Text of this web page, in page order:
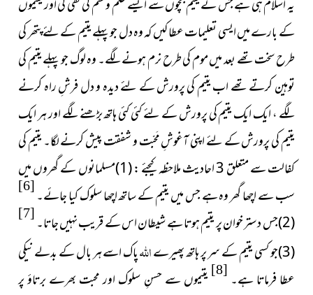
یہ اسلام ہی ہے جس نے یتیم بچّوں سے ایسے ظلم و ستم کی نفی کی اور یتیموں
کے بارے میں ایسی تعلیمات عطا کیں کہ وہ دل جو پہلے یتیم کے لئے پتھر کی
طرح سخت تھے بعد میں موم کی طرح نرم ہونے لگے۔ وہ لوگ جو پہلے یتیم کی
توہین کرتے تھے اب یتیم کی پرورش کے لئے دیدہ و دل فرشِ راہ کرنے
لگے ، ایک ایک یتیم کی پرورش کے لئے کئی کئی ہاتھ بڑھنے لگے اور ہر ایک
یتیم کی پرورش کے لئے اپنی آغوشِ مَحبّت و شفقت پیش کرنے لگا۔ یتیم کی
کفالت سے متعلق 3 احادیث ملاحظہ کیجئے : (1)مسلمانوں کے گھروں میں
سب سے اچھا گھر وہ ہے جس میں یتیم کے ساتھ اچھا سلوک کیا جائے۔ [6]
(2) جس دستر خوان پر یتیم ہوتا ہے شیطان اس کے قریب نہیں جاتا۔ [7]
(3) جو کسی یتیم کے سر پر ہاتھ پھیرےاللہپاک اسے ہر بال کے بدلے نیکی
عطا فرماتا ہے۔ [8] یتیموں سے حسنِ سلوک اور محبت بھرے برتاؤ پر